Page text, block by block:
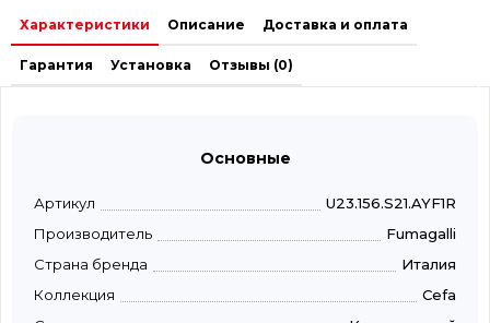
Характеристики Описание Доставка и оплата
Гарантия Установка Отзывы (0)
Основные
Артикул
U23.156.S21.AYF1R
Производитель
Fumagalli
Страна бренда
Италия
Коллекция
Cefa